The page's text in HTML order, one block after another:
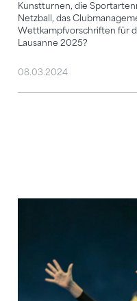
Kunstturnen, die
Netzball, das
Wettkampfvorschriften für
Lausanne 2025?
08.03.2024